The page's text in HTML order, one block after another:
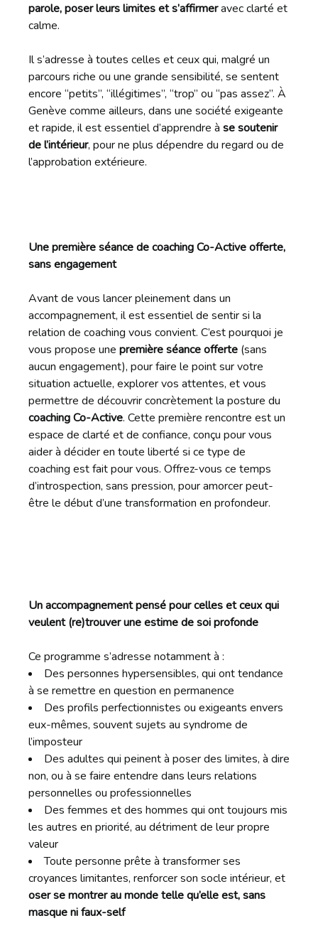
parole, poser leurs limites et s’affirmeravec clarté et
calme.
Il s’adresse à toutes celles et ceux qui, malgré un
parcours riche ou une grande sensibilité, se sentent
encore “petits”, “illégitimes”, “trop” ou “pas assez”. À
Genève comme ailleurs, dans une société exigeante
et rapide, il est essentiel d’apprendre à se soutenir
de l’intérieur, pour ne plus dépendre du regard ou de
l’approbation extérieure.
Une première séance de coaching Co-Active offerte,
sans engagement
Avant de vous lancer pleinement dans un
accompagnement, il est essentiel de sentir si la
relation de coaching vous convient. C’est pourquoi je
vous propose une première séance offerte (sans
aucun engagement), pour faire le point sur votre
situation actuelle, explorer vos attentes, et vous
permettre de découvrir concrètement la posture du
coaching Co-Active. Cette première rencontre est un
espace de clarté et de confiance, conçu pour vous
aider à décider en toute liberté si ce type de
coaching est fait pour vous. Offrez-vous ce temps
d’introspection, sans pression, pour amorcer peut-
être le début d’une transformation en profondeur.
Un accompagnement pensé pour celles et ceux qui
veulent (re)trouver une estime de soi profonde
Ce programme s’adresse notamment à :
Des personnes hypersensibles, qui ont tendance
à se remettre en question en permanence
Des profils perfectionnistes ou exigeants envers
eux-mêmes, souvent sujets au syndrome de
l’imposteur
Des adultes qui peinent à poser des limites, à dire
non, ou à se faire entendre dans leurs relations
personnelles ou professionnelles
Des femmes et des hommes qui ont toujours mis
les autres en priorité, au détriment de leur propre
valeur
Toute personne prête à transformer ses
croyances limitantes, renforcer son socle intérieur, et
oser se montrer au monde telle qu’elle est, sans
masque ni faux-self